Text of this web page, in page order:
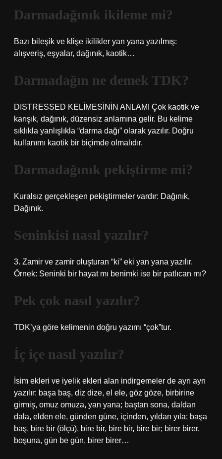
Darmadağınık ikileme mi?
Bazı bileşik ve klişe ikilikler yan yana yazılmış:
alışveriş, eşyalar, dağınık, kaotik…
Darmadağın ne demek TDK?
DISTRESSED KELİMESİNİN ANLAMI Çok kaotik ve
karışık, dağınık, düzensiz anlamına gelir. Bu kelime
sıklıkla yanlışlıkla “darma dağı” olarak yazılır. Doğru
kullanımı kaotik bir biçimde olmalıdır.
Darmadağınık pekiştirme mi?
Kuralsız gerçekleşen pekiştirmeler vardır: Dağınık,
Dağınık.
Seninkisi nasıl yazılır?
3. Zamir ve zamir oluşturan “ki” eki yan yana yazılır.
Örnek: Seninki bir hayat mı benimki ise bir patlıcan mı?
Pek çok nasıl yazılır?
TDK’ya göre kelimenin doğru yazımı “çok”tur.
İç içe nasıl yazılır?
İsim ekleri ve iyelik ekleri alan indirgemeler de ayrı ayrı
yazılır: başa baş, diz dize, el ele, göz göze, birbirine
girmiş, omuz omuza, yan yana; baştan sona, daldan
dala, elden ele, günden güne, içinden, yıldan yıla; başa
baş, bire bir (ölçü), bire bir, bire bir, bire bir; birer birer,
boşuna, gün be gün, birer birer…